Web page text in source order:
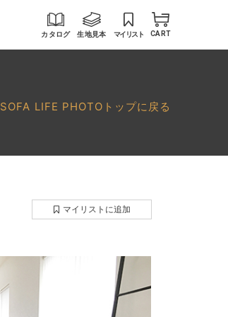
カタログ 生地見本 マイリスト CART
SOFA LIFE PHOTOトップに戻る
マイリストに追加